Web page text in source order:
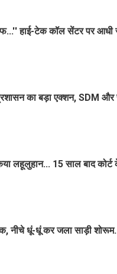
हाई-टेक कॉल सेंटर पर आधी
का बड़ा एक्शन, SDM और
लहूलुहान... 15 साल बाद
नीचे धूं-धूं कर जला साड़ी